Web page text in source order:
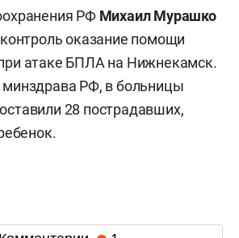
РФ Михаил Мурашко
оказание помощи
атаке БПЛА на Нижнекамск.
РФ, в больницы
28 пострадавших,